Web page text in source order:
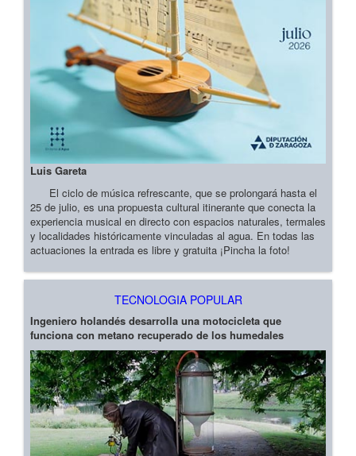
Luis Gareta
El ciclo de música refrescante, que se prolongará hasta el
25 de julio, es una propuesta cultural itinerante que conecta la
experiencia musical en directo con espacios naturales, termales
y localidades históricamente vinculadas al agua. En todas las
actuaciones la entrada es libre y gratuita ¡Pincha la foto!
TECNOLOGIA POPULAR
Ingeniero holandés desarrolla una motocicleta que
funciona con metano recuperado de los humedales